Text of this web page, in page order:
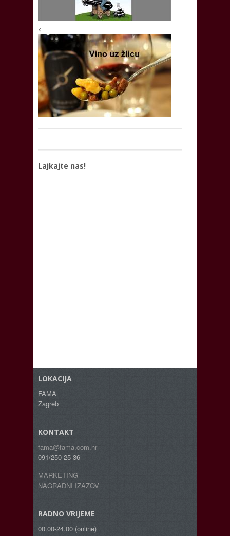
<
Lajkajte nas!
LOKACIJA
FAMA
Zagreb
KONTAKT
fama@fama.com.hr
091/250 25 36
MARKETING
NAGRADNI IZAZOV
RADNO VRIJEME
00.00-24.00 (online)